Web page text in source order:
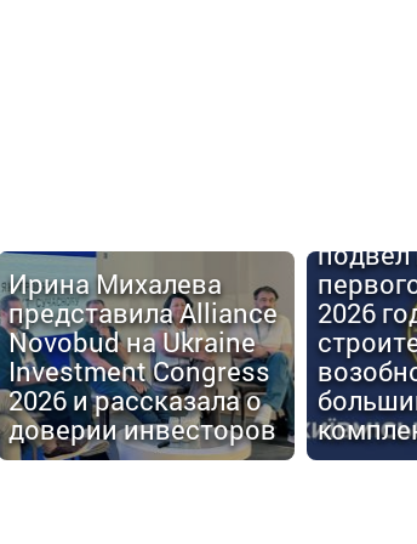
Ирина Михалева
представила Alliance
Novobud на Ukraine
Investment Congress
2026 и рассказала о
доверии инвесторов
подвел
2026